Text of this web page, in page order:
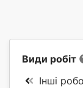
Види робіт
Інші